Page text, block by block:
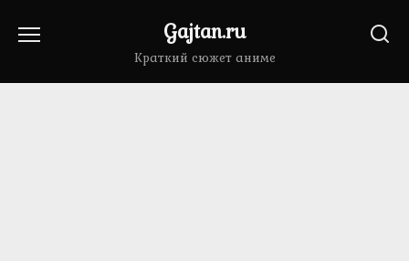
Gajtan.ru
Краткий сюжет аниме